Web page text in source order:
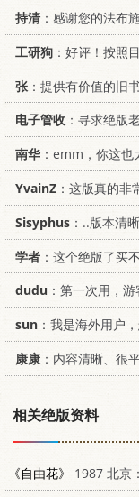
持清：感谢您的法布
工研狗 ：好评！按照目
张 ：提供有价值的旧
电子管收 ：寻求绝版
南华：emm，你这也
YvainZ ：这版真的非
Sisyphus ：..版本清晰完整，
学者 ：这个绝版了买
dudu ：第一次用，
sun ：我是海外用户，
康康 ：内容清晰、很
相关绝版资料
《自由花》
1987 北京：